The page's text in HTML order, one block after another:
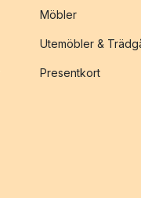
Möbler
Utemöbler &
Presentkort